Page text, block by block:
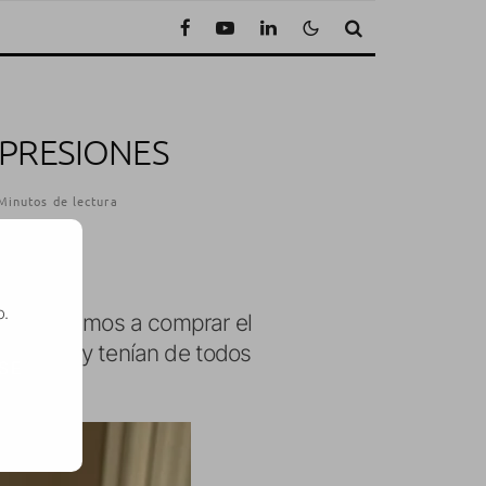
de lectura
fuimos a comprar el
nadie y tenían de todos